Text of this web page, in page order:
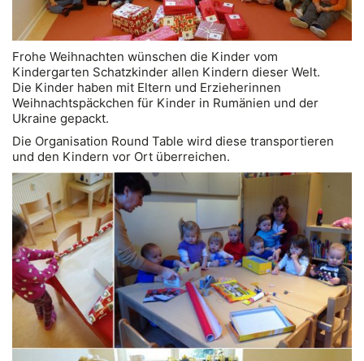
Frohe Weihnachten wünschen die Kinder vom
Kindergarten Schatzkinder allen Kindern dieser Welt.
Die Kinder haben mit Eltern und Erzieherinnen
Weihnachtspäckchen für Kinder in Rumänien und der
Ukraine gepackt.
Die Organisation Round Table wird diese transportieren
und den Kindern vor Ort überreichen.